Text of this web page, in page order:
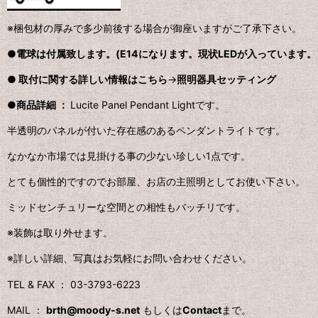
※梱包材の厚みで多少前後する場合が御座いますがご了承下さい。
●電球は付属致します。(E14になります。現状LEDが入っています
●取付に関する詳しい情報はこちら→照明器具セッティング
●商品詳細 ：Lucite Panel Pendant Lightです。
半透明のパネルが付いた存在感のあるペンダントライトです。
なかなか市場では見掛ける事の少ない珍しい1点です。
とても個性的ですのでお部屋、お店の主照明としてお使い下さい。
ミッドセンチュリーな空間との相性もバッチリです。
※装飾は取り外せます。
※詳しい詳細、写真はお気軽にお問い合わせください。
TEL & FAX ： 03-3793-6223
MAIL ：brth@moody-s.net もしくはContactまで。